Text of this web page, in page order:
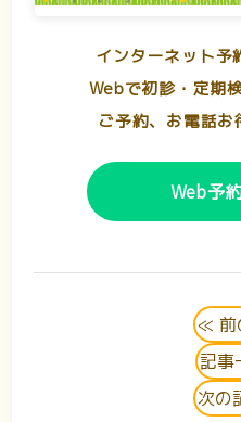
インターネット予
Webで初診・定期
ご予約、お電話お
Web予
≪ 前
記事
次の